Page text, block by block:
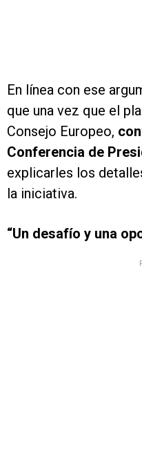
En línea con ese
que una vez que el
Consejo Europeo,
Conferencia de
explicarles los
la iniciativa.
“Un desafío y una